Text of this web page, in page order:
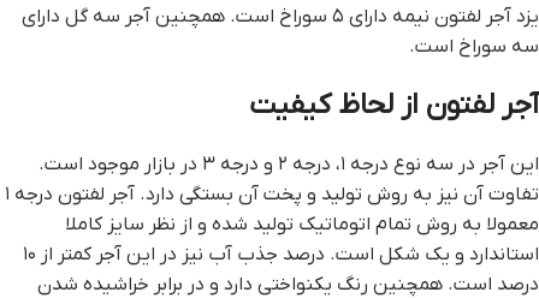
یزد آجر لفتون نیمه دارای ۵ سوراخ است. همچنین آجر سه گل دارای
سه سوراخ است.
آجر لفتون از لحاظ کیفیت
این آجر در سه نوع درجه ۱، درجه ۲ و درجه ۳ در بازار موجود است.
تفاوت آن نیز به روش تولید و پخت آن بستگی دارد. آجر لفتون درجه ۱
معمولا به روش تمام اتوماتیک تولید شده و از نظر سایز کاملا
استاندارد و یک شکل است. درصد جذب آب نیز در این آجر کمتر از ۱۰
درصد است. همچنین رنگ یکنواختی دارد و در برابر خراشیده شدن